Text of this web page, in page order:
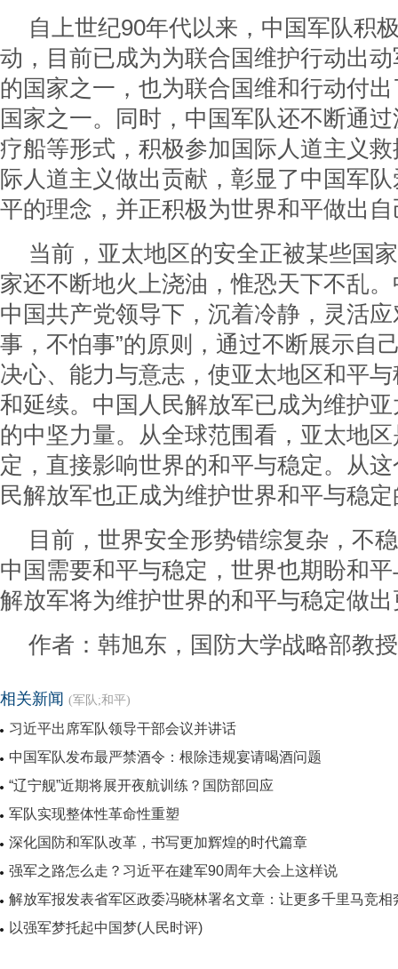
自上世纪90年代以来，中国军队积
动，目前已成为为联合国维护行动出
的国家之一，也为联合国维和行动付
国家之一。同时，中国军队还不断通过
疗船等形式，积极参加国际人道主义
际人道主义做出贡献，彰显了中国军
平的理念，并正积极为世界和平做出
当前，亚太地区的安全正被某些国
家还不断地火上浇油，惟恐天下不乱
中国共产党领导下，沉着冷静，灵活
事，不怕事”的原则，通过不断展示自
决心、能力与意志，使亚太地区和平
和延续。中国人民解放军已成为维护
的中坚力量。从全球范围看，亚太地
定，直接影响世界的和平与稳定。从
民解放军也正成为维护世界和平与稳
目前，世界安全形势错综复杂，不
中国需要和平与稳定，世界也期盼和
解放军将为维护世界的和平与稳定做
作者：韩旭东，国防大学战略部教授
相关新闻 (军队;和平)
习近平出席军队领导干部会议并讲话
中国军队发布最严禁酒令：根除违规宴请喝酒问题
“辽宁舰”近期将展开夜航训练？国防部回应
军队实现整体性革命性重塑
深化国防和军队改革，书写更加辉煌的时代篇章
强军之路怎么走？习近平在建军90周年大会上这样说
解放军报发表省军区政委冯晓林署名文章：让更多千里马竞相
以强军梦托起中国梦(人民时评)